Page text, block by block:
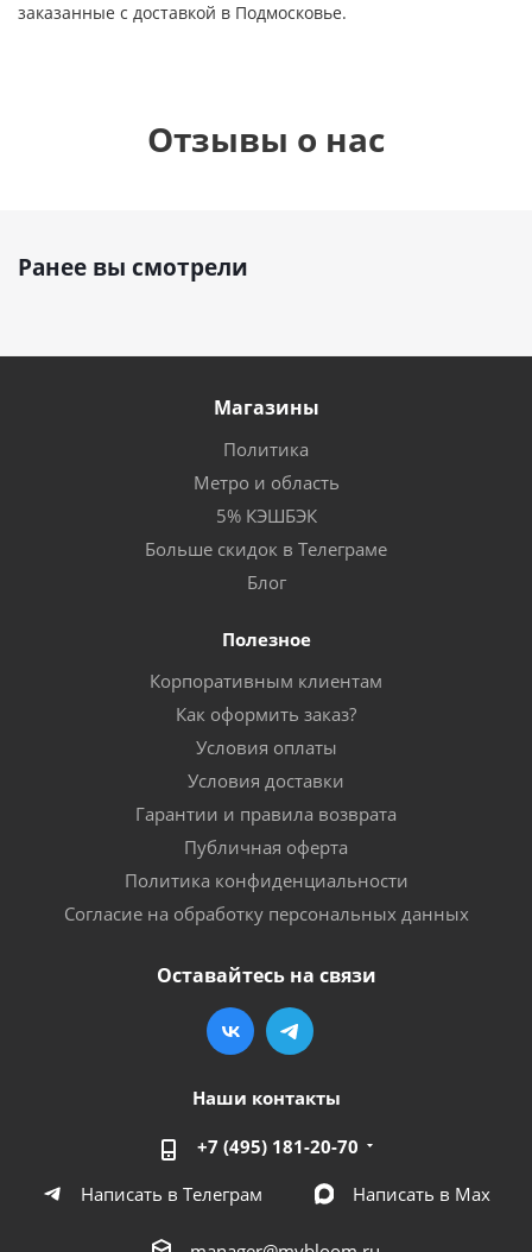
заказанные с доставкой в Подмосковье.
Отзывы о нас
Ранее вы смотрели
Магазины
Политика
Метро и область
5% КЭШБЭК
Больше скидок в Телеграме
Блог
Полезное
Корпоративным клиентам
Как оформить заказ?
Условия оплаты
Условия доставки
Гарантии и правила возврата
Публичная оферта
Политика конфиденциальности
Согласие на обработку персональных данных
Оставайтесь на связи
Наши контакты
+7 (495) 181-20-70
Написать в Телеграм
Написать в Мах